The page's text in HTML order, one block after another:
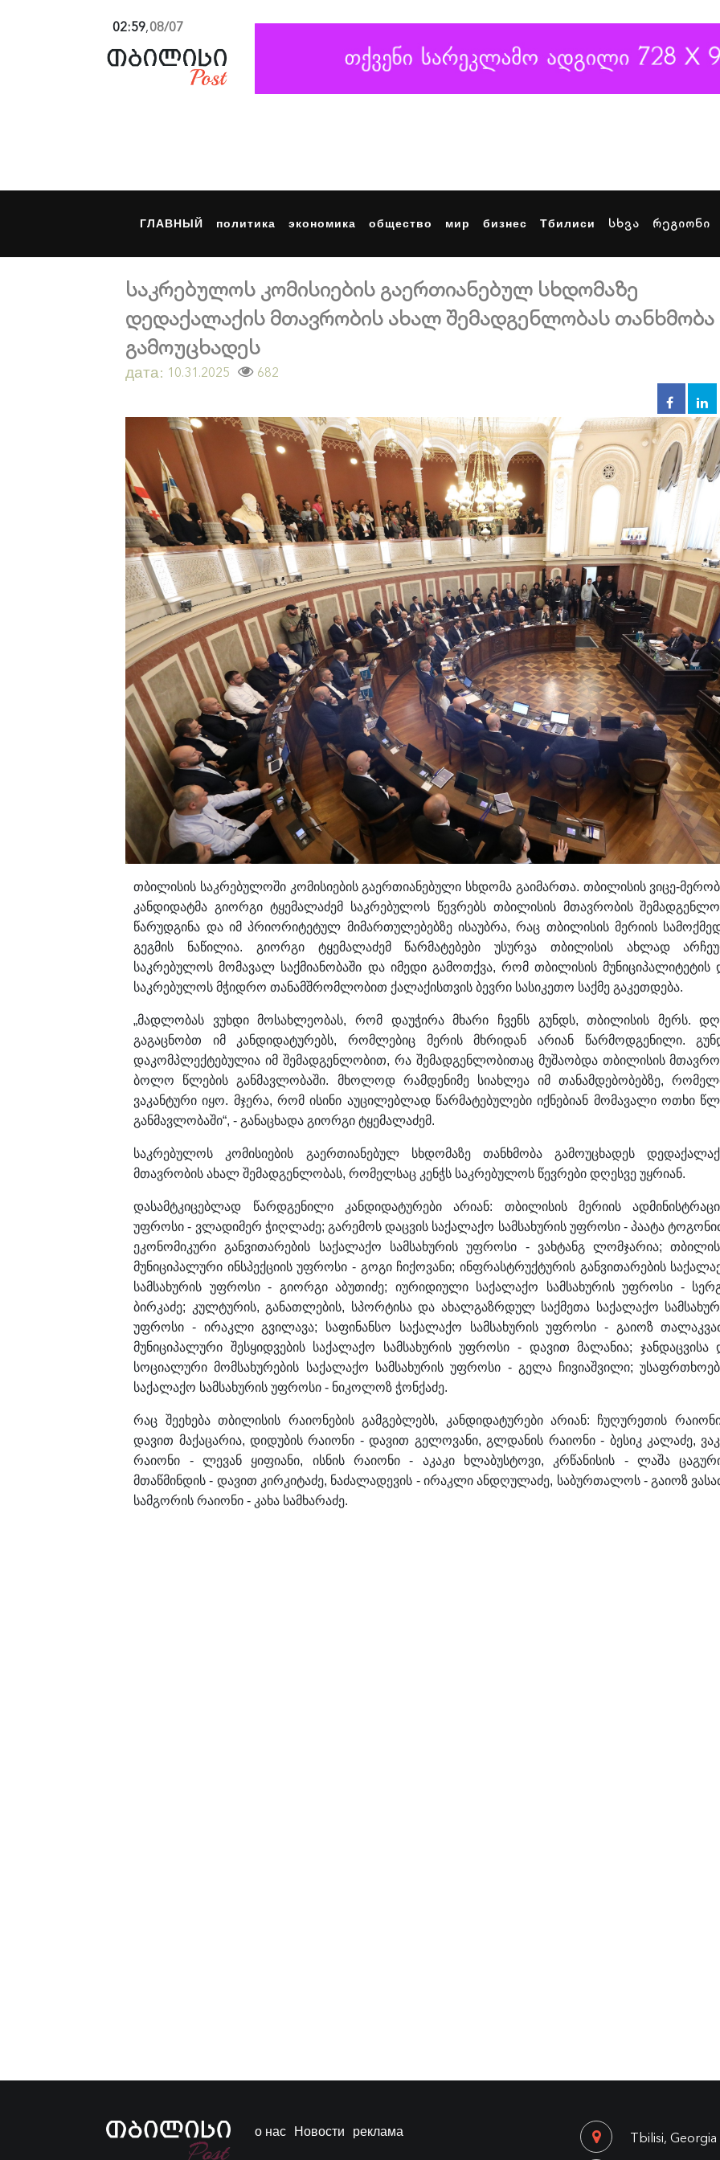
02:59,08/07
ГЛАВНЫЙ политика экономика общество мир бизнес Тбилиси სხვა რეგიონი
საკრებულოს კომისიების გაერთიანებულ სხდომაზე
დედაქალაქის მთავრობის ახალ შემადგენლობას თანხმობა
გამოუცხადეს
дата: 10.31.2025 682
თბილისის საკრებულოში კომისიების გაერთიანებული სხდომა გაიმართა. თბილისის ვიცე-
კანდიდატმა გიორგი ტყემალაძემ საკრებულოს წევრებს თბილისის მთავრობის
წარუდგინა და იმ პრიორიტეტულ მიმართულებებზე ისაუბრა, რაც თბილისის მერიის
გეგმის ნაწილია. გიორგი ტყემალაძემ წარმატებები უსურვა თბილისის ახლად
საკრებულოს მომავალ საქმიანობაში და იმედი გამოთქვა, რომ თბილისის მუნიციპალიტეტის
საკრებულოს მჭიდრო თანამშრომლობით ქალაქისთვის ბევრი სასიკეთო საქმე გაკეთდება.
„მადლობას ვუხდი მოსახლეობას, რომ დაუჭირა მხარი ჩვენს გუნდს, თბილისის მერს.
გაგაცნობთ იმ კანდიდატურებს, რომლებიც მერის მხრიდან არიან წარმოდგენილი.
დაკომპლექტებულია იმ შემადგენლობით, რა შემადგენლობითაც მუშაობდა თბილისის
ბოლო წლების განმავლობაში. მხოლოდ რამდენიმე სიახლეა იმ თანამდებობებზე,
ვაკანტური იყო. მჯერა, რომ ისინი აუცილებლად წარმატებულები იქნებიან მომავალი ოთხი
განმავლობაში“, - განაცხადა გიორგი ტყემალაძემ.
საკრებულოს კომისიების გაერთიანებულ სხდომაზე თანხმობა გამოუცხადეს
მთავრობის ახალ შემადგენლობას, რომელსაც კენჭს საკრებულოს წევრები დღესვე უყრიან.
დასამტკიცებლად წარდგენილი კანდიდატურები არიან: თბილისის მერიის
უფროსი - ვლადიმერ ჭიღლაძე; გარემოს დაცვის საქალაქო სამსახურის უფროსი - პაატა
ეკონომიკური განვითარების საქალაქო სამსახურის უფროსი - ვახტანგ ლომჯარია;
მუნიციპალური ინსპექციის უფროსი - გოგი ჩიქოვანი; ინფრასტრუქტურის განვითარების
სამსახურის უფროსი - გიორგი აბუთიძე; იურიდიული საქალაქო სამსახურის უფროსი -
ბირკაძე; კულტურის, განათლების, სპორტისა და ახალგაზრდულ საქმეთა საქალაქო
უფროსი - ირაკლი გვილავა; საფინანსო საქალაქო სამსახურის უფროსი - გაიოზ
მუნიციპალური შესყიდვების საქალაქო სამსახურის უფროსი - დავით მალანია; ჯანდაცვისა
სოციალური მომსახურების საქალაქო სამსახურის უფროსი - გელა ჩივიაშვილი;
საქალაქო სამსახურის უფროსი - ნიკოლოზ ჭონქაძე.
რაც შეეხება თბილისის რაიონების გამგებლებს, კანდიდატურები არიან: ჩუღურეთის
დავით მაქაცარია, დიდუბის რაიონი - დავით გელოვანი, გლდანის რაიონი - ბესიკ კალაძე,
რაიონი - ლევან ყიფიანი, ისნის რაიონი - აკაკი ხლაბუსტოვი, კრწანისის - ლაშა
მთაწმინდის - დავით კირკიტაძე, ნაძალადევის - ირაკლი ანდღულაძე, საბურთალოს - გაიოზ
სამგორის რაიონი - კახა სამხარაძე.
о нас Новости реклама Tbilisi, Georgia